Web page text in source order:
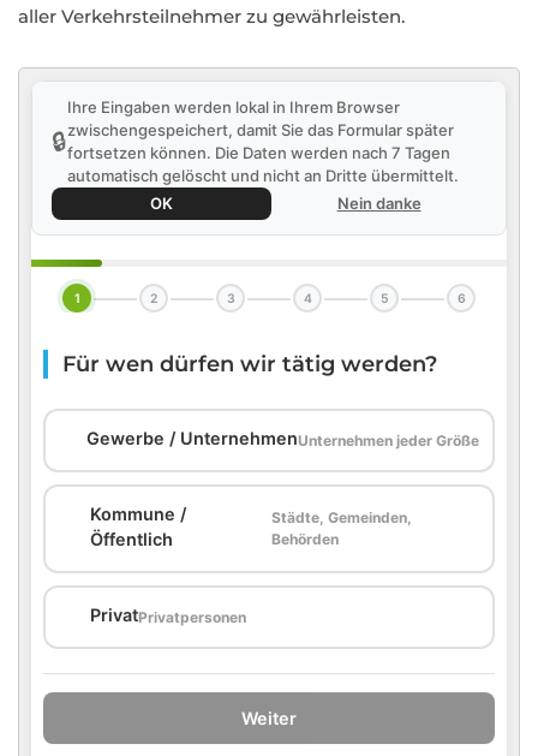
aller Verkehrsteilnehmer zu gewährleisten.
🔒
Ihre Eingaben werden lokal in Ihrem Browser
zwischengespeichert, damit Sie das Formular später
fortsetzen können. Die Daten werden nach 7 Tagen
automatisch gelöscht und nicht an Dritte übermittelt.
OK
Nein danke
1 2 3 4 5 6
Für wen dürfen wir tätig werden?
Gewerbe / UnternehmenUnternehmen jeder Größe
Kommune /
Öffentlich
Städte, Gemeinden,
Behörden
PrivatPrivatpersonen
Weiter